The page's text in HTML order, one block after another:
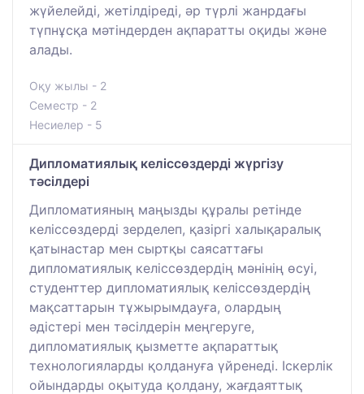
жүйелейді, жетілдіреді, әр түрлі жанрдағы
түпнұсқа мәтіндерден ақпаратты оқиды және
алады.
Оқу жылы - 2
Семестр - 2
Несиелер - 5
Дипломатиялық келіссөздерді жүргізу
тәсілдері
Дипломатияның маңызды құралы ретінде
келіссөздерді зерделеп, қазіргі халықаралық
қатынастар мен сыртқы саясаттағы
дипломатиялық келіссөздердің мәнінің өсуі,
студенттер дипломатиялық келіссөздердің
мақсаттарын тұжырымдауға, олардың
әдістері мен тәсілдерін меңгеруге,
дипломатиялық қызметте ақпараттық
технологияларды қолдануға үйренеді. Іскерлік
ойындарды оқытуда қолдану, жағдаяттық